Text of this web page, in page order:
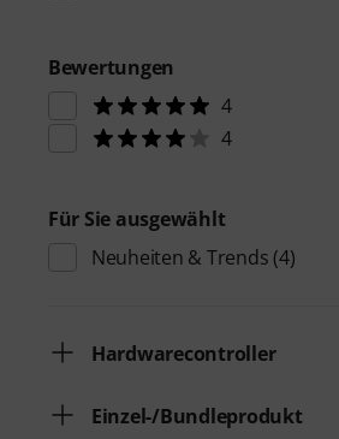
Bewertungen
4
4
Für Sie ausgewählt
Neuheiten & Trends (4)
Hardwarecontroller
Einzel-/Bundleprodukt